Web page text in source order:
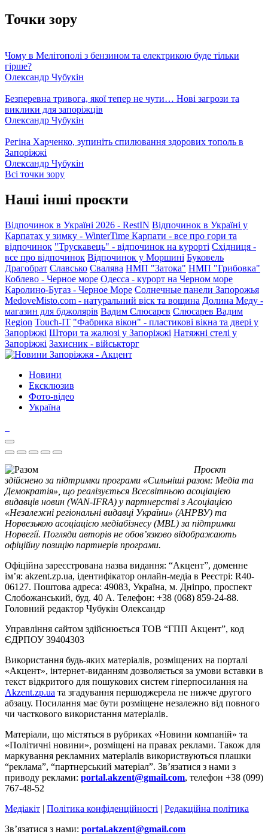
Точки зору
Чому в Мелітополі з бензином та електрикою буде тільки
гірше?
Олександр Чубукін
Безперевна тривога, якої тепер не чути… Нові загрози та
виклики для запоріжців
Олександр Чубукін
Регіна Харченко, зупиніть спилювання здорових тополь в
Запоріжжі
Олександр Чубукін
Всі точки зору
Наші інші проєкти
Відпочинок в Україні 2026 - RestIN Відпочинок в Україні у
Карпатах у зимку - WinterTime Карпати - все про гори та
відпочинок "Трускавець" - відпочинок на курорті Східниця -
все про відпочинок Відпочинок у Моршині Буковель
Драгобрат Славсько Свалява НМП "Затока" НМП "Грибовка"
Коблево - Черное море Одесса - курорт на Черном море
Каролино-Бугаз - Черное Море Солнечные панели Запорожья
MedoveMisto.com - натуральний віск та вощина Долина Меду -
магазин для бджолярів Вадим Слюсарєв Слюсарев Вадим
Region Touch-IT "Фабрика вікон" - пластикові вікна та двері у
Запоріжжі Штори та жалюзі у Запоріжжі Натяжні стелі у
Запоріжжі Захисник - військторг
Новини
Ексклюзив
Фото-відео
Україна
Проєкт
здійснено за підтримки програми «Сильніші разом: Медіа та
Демократія», що реалізується Всесвітньою асоціацією
видавців новин (WAN-IFRA) у партнерстві з Асоціацією
«Незалежні регіональні видавці України» (АНРВУ) та
Норвезькою асоціацією медіабізнесу (MBL) за підтримки
Норвегії. Погляди авторів не обов’язково відображають
офіційну позицію партнерів програми.
Офіційна зареєстрована назва видання: “Акцент”, доменне
ім’я: akzent.zp.ua, ідентифікатор онлайн-медіа в Реєстрі: R40-
06127. Поштова адреса: 49083, Україна, м. Дніпро, проспект
Слобожанський, буд. 40 А. Телефон: +38 (068) 859-24-88.
Головний редактор Чубукін Олександр
Управління сайтом здійснюється ТОВ “ГПП Акцент”, код
ЄДРПОУ 39404303
Використання будь-яких матеріалів, розміщених на порталі
«Акцент», інтернет-виданням дозволяється за умови вставки в
текст відкритого для пошукових систем гіперпосилання на
Akzent.zp.ua та згадування першоджерела не нижче другого
абзацу. Посилання має бути розміщене незалежно від повного
чи часткового використання матеріалів.
Матеріали, що містяться в рубриках «Новини компаній» та
«Політичні новини», розміщені на правах реклами. Також для
маркування рекламних матеріалів використвуються плашки
“реклама”, “партнерський матеріал”. Зв’язатися з нами з
приводу реклами: portal.akzent@gmail.com, телефон +38 (099)
767-48-52
Медіакіт | Політика конфіденційності | Редакційна політика
Зв’язатися з нами: portal.akzent@gmail.com